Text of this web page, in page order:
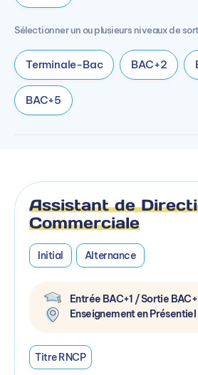
Sélectionner un ou plusieurs niveaux de
Terminale-Bac BAC+2
BAC+5
Assistant de
Commerciale
Initial Alternance
Entrée BAC+1 / Sortie
Enseignement en Présentiel
Titre RNCP